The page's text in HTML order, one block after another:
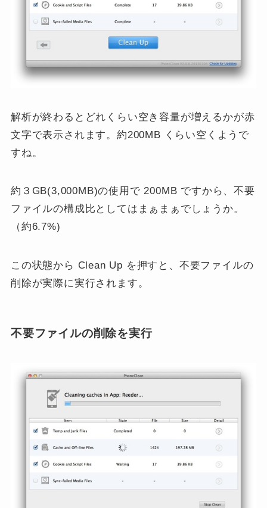
解析が終わるとどれくらい空き容量が増えるかが赤
文字で表示されます。約200MB くらい空くようで
すね。
約３GB(3,000MB)の使用で 200MB ですから、不要
ファイルの構成比としてはまぁまぁでしょうか。
（約6.7%)
この状態から Clean Up を押すと、不要ファイルの
削除が実際に実行されます。
不要ファイルの削除を実行